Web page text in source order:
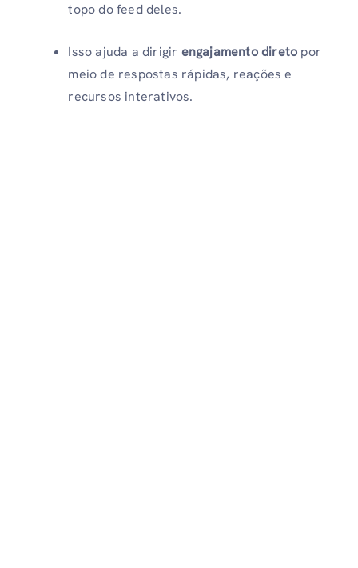
topo do feed deles.
Isso ajuda a dirigir engajamento direto por
meio de respostas rápidas, reações e
recursos interativos.